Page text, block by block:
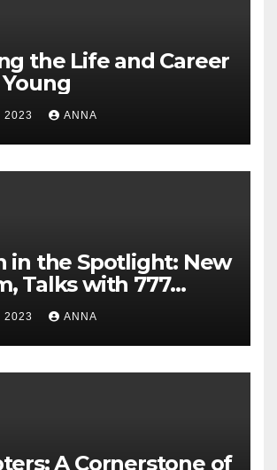
the Life and Career
2023 ANNA
in the Spotlight: New
Talks with 777
and Managerial
2023 ANNA
A Cornerstone of